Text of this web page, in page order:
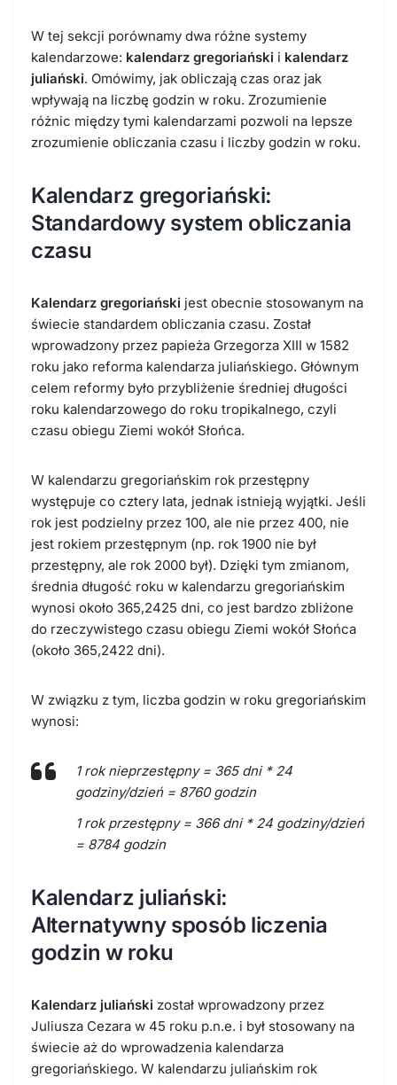
W tej sekcji porównamy dwa różne systemy
kalendarzowe: kalendarz gregoriański i kalendarz
juliański. Omówimy, jak obliczają czas oraz jak
wpływają na liczbę godzin w roku. Zrozumienie
różnic między tymi kalendarzami pozwoli na lepsze
zrozumienie obliczania czasu i liczby godzin w roku.
Kalendarz gregoriański:
Standardowy system obliczania
czasu
Kalendarz gregoriański jest obecnie stosowanym na
świecie standardem obliczania czasu. Został
wprowadzony przez papieża Grzegorza XIII w 1582
roku jako reforma kalendarza juliańskiego. Głównym
celem reformy było przybliżenie średniej długości
roku kalendarzowego do roku tropikalnego, czyli
czasu obiegu Ziemi wokół Słońca.
W kalendarzu gregoriańskim rok przestępny
występuje co cztery lata, jednak istnieją wyjątki. Jeśli
rok jest podzielny przez 100, ale nie przez 400, nie
jest rokiem przestępnym (np. rok 1900 nie był
przestępny, ale rok 2000 był). Dzięki tym zmianom,
średnia długość roku w kalendarzu gregoriańskim
wynosi około 365,2425 dni, co jest bardzo zbliżone
do rzeczywistego czasu obiegu Ziemi wokół Słońca
(około 365,2422 dni).
W związku z tym, liczba godzin w roku gregoriańskim
wynosi:
1 rok nieprzestępny = 365 dni * 24
godziny/dzień = 8760 godzin
1 rok przestępny = 366 dni * 24 godziny/dzień
= 8784 godzin
Kalendarz juliański:
Alternatywny sposób liczenia
godzin w roku
Kalendarz juliański został wprowadzony przez
Juliusza Cezara w 45 roku p.n.e. i był stosowany na
świecie aż do wprowadzenia kalendarza
gregoriańskiego. W kalendarzu juliańskim rok